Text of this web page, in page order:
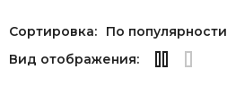
Сортировка:
По популярности
Вид отображения: